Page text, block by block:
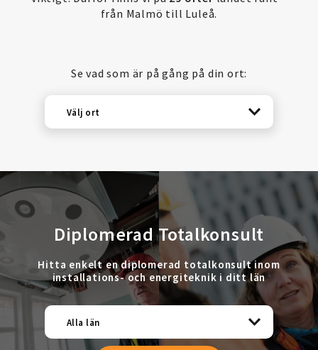
från Malmö till Luleå.
Se vad som är på gång på din ort:
Välj ort
Diplomerad Totalkonsult
Hitta enkelt en diplomerad totalkonsult inom
installations- och energiteknik i ditt län
Alla län